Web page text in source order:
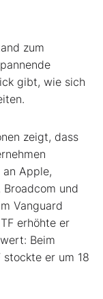
zum
gibt, wie sich
zeigt, dass
Apple,
und
Vanguard
erhöhte er
Beim
stockte er um 18